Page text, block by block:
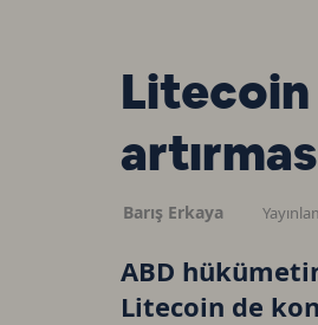
Litecoin
Barış Erkaya
ABD
Litecoin de